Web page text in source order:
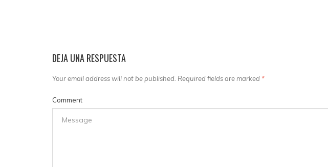
DEJA UNA RESPUESTA
Your email address will not be published. Required fields are marked *
Comment